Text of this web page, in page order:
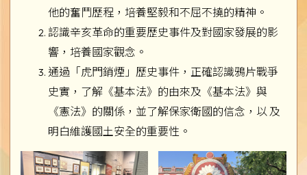
他的奮鬥歷程，培養堅毅和不屈不撓的精神。
認識辛亥革命的重要歷史事件及對國家發展的影
響，培養國家觀念。
通過「虎門銷煙」歷史事件，正確認識鴉片戰爭
史實，了解《基本法》的由來及《基本法》與
《憲法》的關係，並了解保家衛國的信念，以 及
明白維護國土安全的重要性。